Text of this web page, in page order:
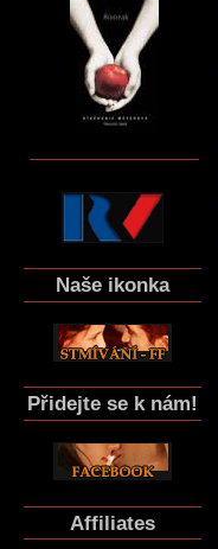
Naše ikonka
Přidejte se k nám!
Affiliates